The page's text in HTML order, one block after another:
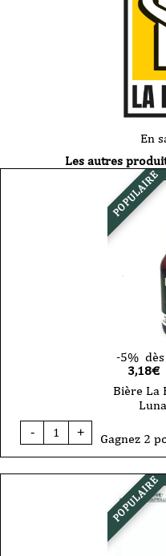
En
Les autres
POPULAIRE
-5%
3,18€
Bière La
-
quantité
de
Berlue
+ Gagnez 2
POPULAIRE